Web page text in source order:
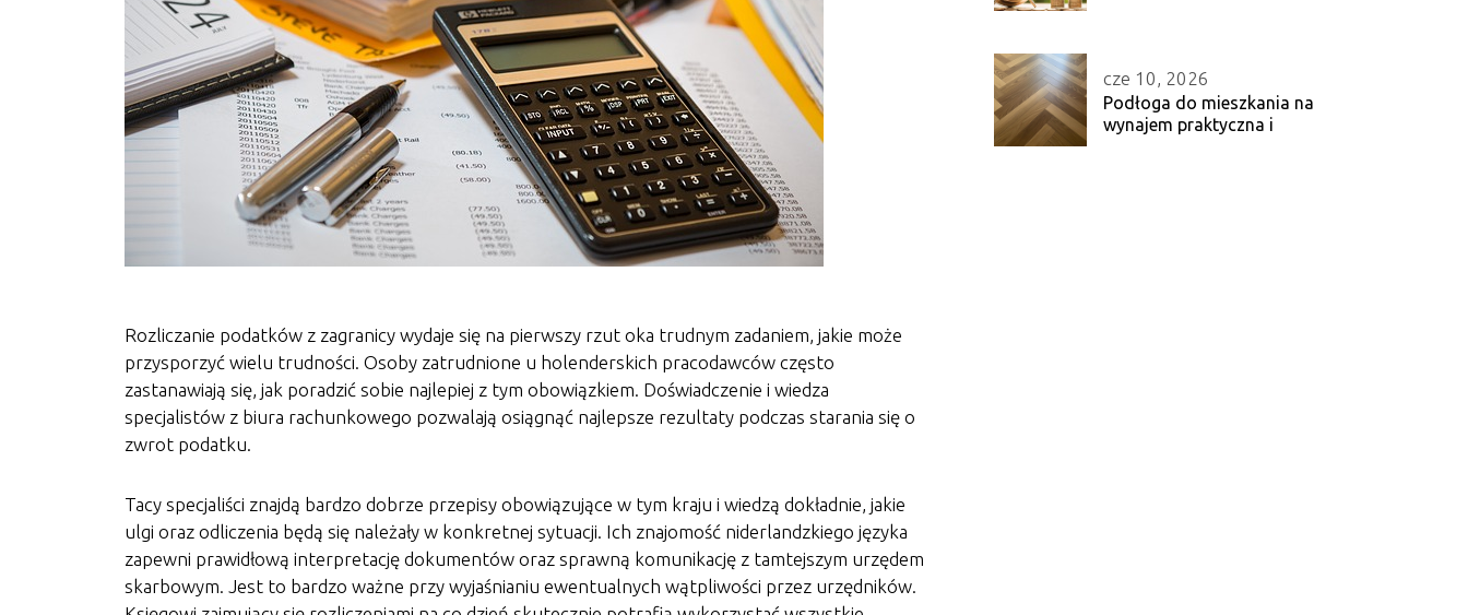
Rozliczanie podatków z zagranicy wydaje się na pierwszy rzut oka trudnym zadaniem, jakie może
przysporzyć wielu trudności. Osoby zatrudnione u holenderskich pracodawców często
zastanawiają się, jak poradzić sobie najlepiej z tym obowiązkiem. Doświadczenie i wiedza
specjalistów z biura rachunkowego pozwalają osiągnąć najlepsze rezultaty podczas starania się o
zwrot podatku.
Tacy specjaliści znajdą bardzo dobrze przepisy obowiązujące w tym kraju i wiedzą dokładnie, jakie
ulgi oraz odliczenia będą się należały w konkretnej sytuacji. Ich znajomość niderlandzkiego języka
zapewni prawidłową interpretację dokumentów oraz sprawną komunikację z tamtejszym urzędem
skarbowym. Jest to bardzo ważne przy wyjaśnianiu ewentualnych wątpliwości przez urzędników.
cze 10, 2026
Podłoga do mieszkania na
wynajem praktyczna i